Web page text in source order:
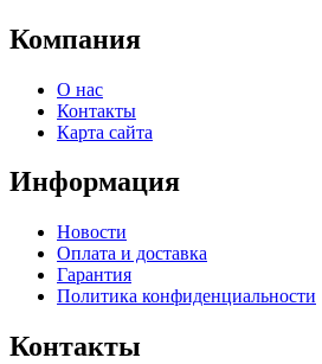
Компания
О нас
Контакты
Карта сайта
Информация
Новости
Оплата и доставка
Гарантия
Политика конфиденциальности
Контакты